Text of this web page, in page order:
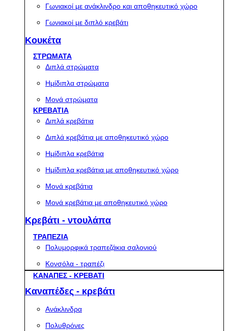
Γωνιακοί με ανάκλινδρο και αποθηκευτικό χώρο
Γωνιακοί με διπλό κρεβάτι
Κουκέτα
ΣΤΡΩΜΑΤΑ
Διπλά στρώματα
Ημίδιπλα στρώματα
Μονά στρώματα
ΚΡΕΒΑΤΙΑ
Διπλά κρεβάτια
Διπλά κρεβάτια με αποθηκευτικό χώρο
Ημίδιπλα κρεβάτια
Ημίδιπλα κρεβάτια με αποθηκευτικό χώρο
Μονά κρεβάτια
Μονά κρεβάτια με αποθηκευτικό χώρο
Κρεβάτι - ντουλάπα
ΤΡΑΠΕΖΙΑ
Πολυμορφικά τραπεζάκια σαλονιού
Κονσόλα - τραπέζι
ΚΑΝΑΠΕΣ - ΚΡΕΒΑΤΙ
Καναπέδες - κρεβάτι
Ανάκλινδρα
Πολυθρόνες